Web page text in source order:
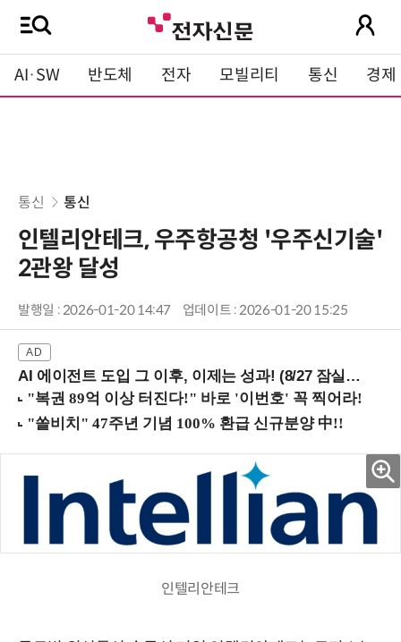
AI·SW 반도체 전자 모빌리티 통신 경제
통신 통신
인텔리안테크, 우주항공청 '우주신기술'
2관왕 달성
발행일 : 2026-01-20 14:47 업데이트 : 2026-01-20 15:25
AI 에이전트 도입 그 이후, 이제는 성과! (8/27 잠실역)
인텔리안테크